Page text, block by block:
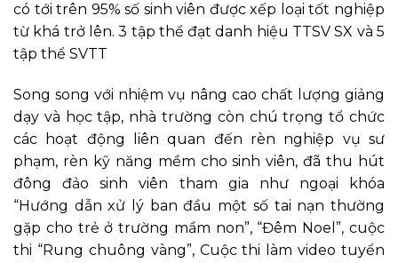
có tới trên 95% số sinh viên được xếp loại tốt nghiệp
từ khá trở lên. 3 tập thể đạt danh hiệu TTSV SX và 5
tập thể SVTT
Song song với nhiệm vụ nâng cao chất lượng giảng
dạy và học tập, nhà trường còn chú trọng tổ chức
các hoạt động liên quan đến rèn nghiệp vụ sư
phạm, rèn kỹ năng mềm cho sinh viên, đã thu hút
đông đảo sinh viên tham gia như ngoại khóa
“Hướng dẫn xử lý ban đầu một số tai nạn thường
gặp cho trẻ ở trường mầm non”, “Đêm Noel”, cuộc
thi “Rung chuông vàng”, Cuộc thi làm video tuyển